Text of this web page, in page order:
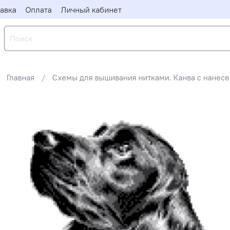
Оплата Личный кабинет
Главная Схемы для вышивания нитками. Канва с